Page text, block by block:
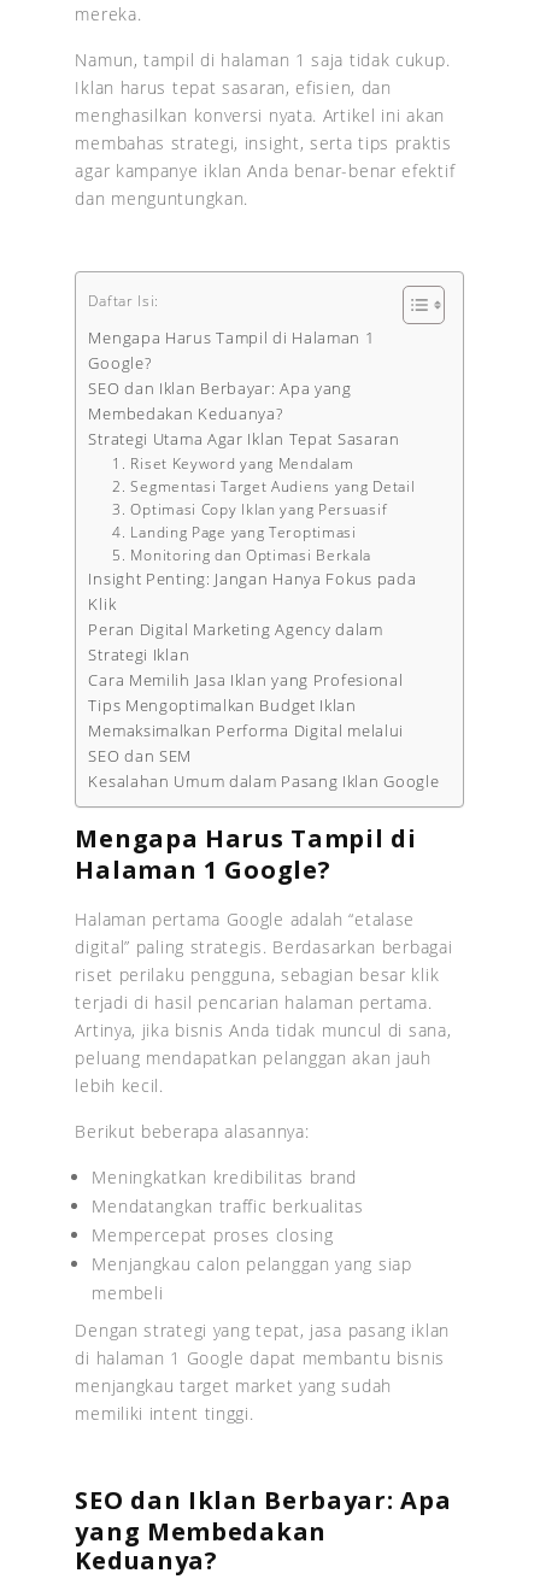
mereka.
Namun, tampil di halaman 1 saja tidak cukup.
Iklan harus tepat sasaran, efisien, dan
menghasilkan konversi nyata. Artikel ini akan
membahas strategi, insight, serta tips praktis
agar kampanye iklan Anda benar-benar efektif
dan menguntungkan.
Daftar Isi:
Mengapa Harus Tampil di Halaman 1
Google?
SEO dan Iklan Berbayar: Apa yang
Membedakan Keduanya?
Strategi Utama Agar Iklan Tepat Sasaran
1. Riset Keyword yang Mendalam
2. Segmentasi Target Audiens yang Detail
3. Optimasi Copy Iklan yang Persuasif
4. Landing Page yang Teroptimasi
5. Monitoring dan Optimasi Berkala
Insight Penting: Jangan Hanya Fokus pada
Klik
Peran Digital Marketing Agency dalam
Strategi Iklan
Cara Memilih Jasa Iklan yang Profesional
Tips Mengoptimalkan Budget Iklan
Memaksimalkan Performa Digital melalui
SEO dan SEM
Kesalahan Umum dalam Pasang Iklan Google
Mengapa Harus Tampil di
Halaman 1 Google?
Halaman pertama Google adalah “etalase
digital” paling strategis. Berdasarkan berbagai
riset perilaku pengguna, sebagian besar klik
terjadi di hasil pencarian halaman pertama.
Artinya, jika bisnis Anda tidak muncul di sana,
peluang mendapatkan pelanggan akan jauh
lebih kecil.
Berikut beberapa alasannya:
Meningkatkan kredibilitas brand
Mendatangkan traffic berkualitas
Mempercepat proses closing
Menjangkau calon pelanggan yang siap
membeli
Dengan strategi yang tepat, jasa pasang iklan
di halaman 1 Google dapat membantu bisnis
menjangkau target market yang sudah
memiliki intent tinggi.
SEO dan Iklan Berbayar: Apa
yang Membedakan
Keduanya?